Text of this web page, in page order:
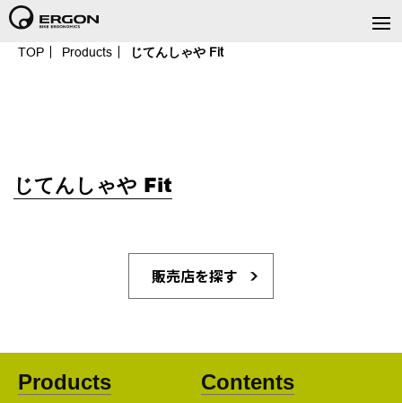
TOP Products じてんしゃや Fit
じてんしゃや Fit
販売店を探す
Products Contents